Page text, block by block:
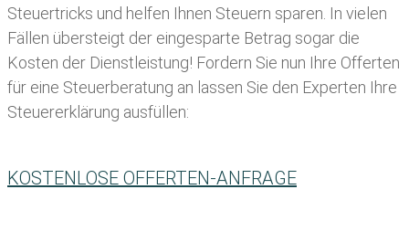
Steuertricks und helfen Ihnen Steuern sparen. In vielen
Fällen übersteigt der eingesparte Betrag sogar die
Kosten der Dienstleistung! Fordern Sie nun Ihre Offerten
für eine Steuerberatung an lassen Sie den Experten Ihre
Steuererklärung ausfüllen:
KOSTENLOSE OFFERTEN-ANFRAGE